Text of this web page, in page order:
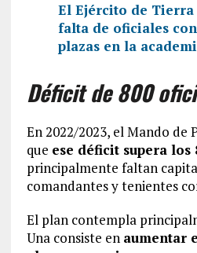
El Ejército de Tierra
falta de oficiales
plazas en la
Déficit de 800
En 2022/2023, el Mando de
que ese déficit supera
principalmente faltan
comandantes y tenientes
El plan contempla
Una consiste en aumentar